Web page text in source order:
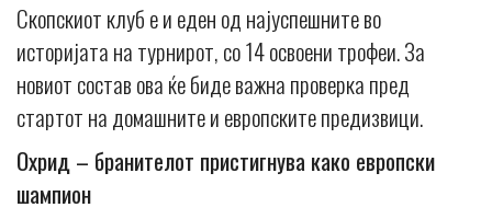
Скопскиот клуб е и еден од најуспешните во
историјата на турнирот, со 14 освоени трофеи. За
новиот состав ова ќе биде важна проверка пред
стартот на домашните и европските предизвици.
Охрид – бранителот пристигнува како европски
шампион